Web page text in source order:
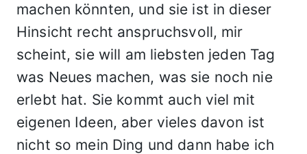
machen könnten, und sie ist in dieser
Hinsicht recht anspruchsvoll, mir
scheint, sie will am liebsten jeden Tag
was Neues machen, was sie noch nie
erlebt hat. Sie kommt auch viel mit
eigenen Ideen, aber vieles davon ist
nicht so mein Ding und dann habe ich